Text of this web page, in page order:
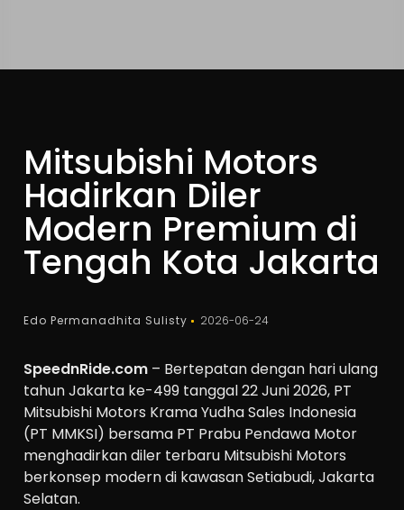
Mitsubishi Motors
Hadirkan Diler
Modern Premium di
Tengah Kota Jakarta
Edo Permanadhita Sulisty 2026-06-24
SpeednRide.com – Bertepatan dengan hari ulang
tahun Jakarta ke-499 tanggal 22 Juni 2026, PT
Mitsubishi Motors Krama Yudha Sales Indonesia
(PT MMKSI) bersama PT Prabu Pendawa Motor
menghadirkan diler terbaru Mitsubishi Motors
berkonsep modern di kawasan Setiabudi, Jakarta
Selatan.